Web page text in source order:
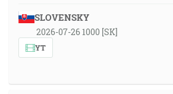
SLOVENSKY
2026-07-26 1000 [SK]
YT